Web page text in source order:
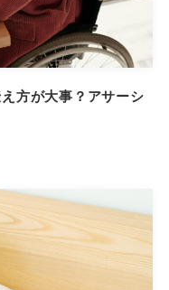
方が大事？アサーシ